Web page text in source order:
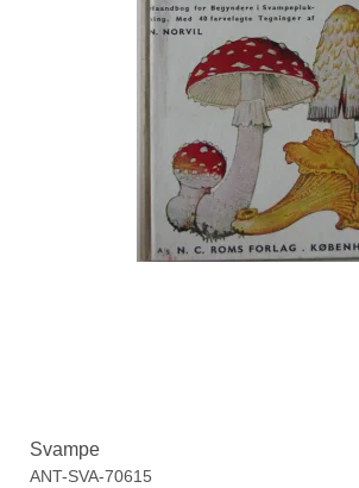
Svampe
ANT-SVA-70615